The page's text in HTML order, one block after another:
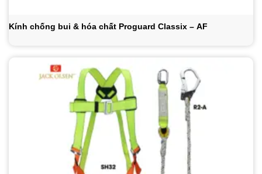
Kính chống bui & hóa chất Proguard Classix – AF